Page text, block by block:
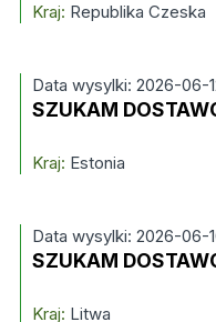
Kraj: Republika Czeska
Data wysylki: 2026-06-
SZUKAM
Kraj: Estonia
Data wysylki: 2026-06-
SZUKAM
Kraj: Litwa